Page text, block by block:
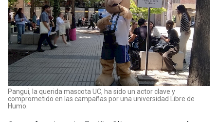
Pangui, la querida mascota UC, ha sido un actor clave y
comprometido en las campañas por una universidad Libre de
Humo.